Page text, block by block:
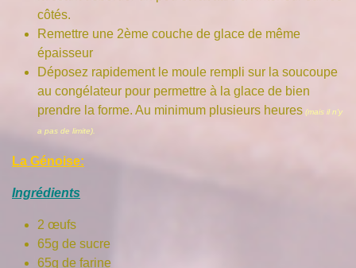
côtés.
Remettre une 2ème couche de glace de même
épaisseur
Déposez rapidement le moule rempli sur la soucoupe
au congélateur pour permettre à la glace de bien
prendre la forme. Au minimum plusieurs heures (mais il n'y
a pas de limite).
La Génoise:
Ingrédients
2 œufs
65g de sucre
65g de farine